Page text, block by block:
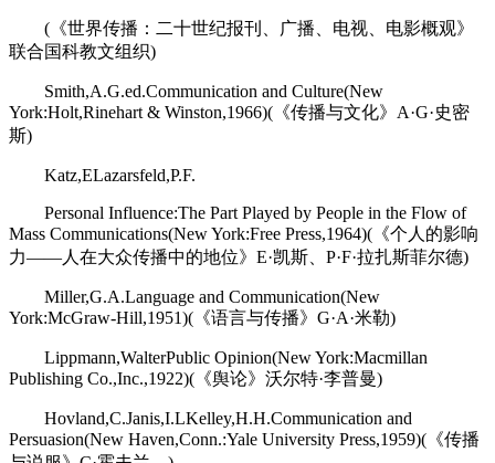
(《世界传播：二十世纪报刊、广播、电视、电影概观》
联合国科教文组织)
Smith,A.G.ed.Communication and Culture(New
York:Holt,Rinehart & Winston,1966)(《传播与文化》A·G·史密
斯)
Katz,ELazarsfeld,P.F.
Personal Influence:The Part Played by People in the Flow of
Mass Communications(New York:Free Press,1964)(《个人的影响
力――人在大众传播中的地位》E·凯斯、P·F·拉扎斯菲尔德)
Miller,G.A.Language and Communication(New
York:McGraw-Hill,1951)(《语言与传播》G·A·米勒)
Lippmann,WalterPublic Opinion(New York:Macmillan
Publishing Co.,Inc.,1922)(《舆论》沃尔特·李普曼)
Hovland,C.Janis,I.LKelley,H.H.Communication and
Persuasion(New Haven,Conn.:Yale University Press,1959)(《传播